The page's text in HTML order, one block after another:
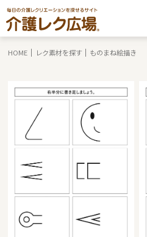
HOME レク素材を探す ものまね絵描き